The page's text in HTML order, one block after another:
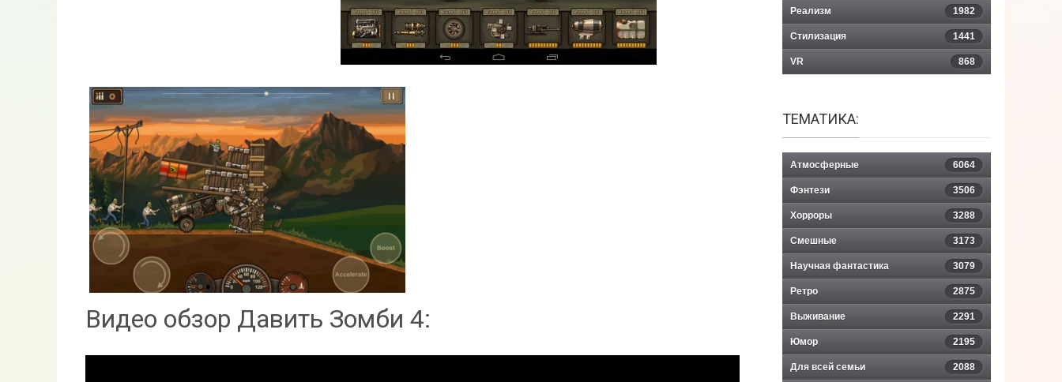
Видео обзор Давить Зомби 4:
Реализм 1982
Стилизация 1441
VR 868
ТЕМАТИКА:
Атмосферные 6064
Фэнтези 3506
Хорроры 3288
Смешные 3173
Научная фантастика 3079
Ретро 2875
Выживание 2291
Юмор 2195
Для всей семьи 2088